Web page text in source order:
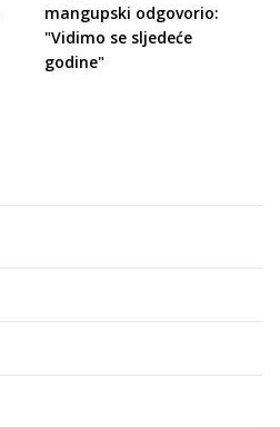
mangupski odgovorio:
"Vidimo se sljedeće
godine"